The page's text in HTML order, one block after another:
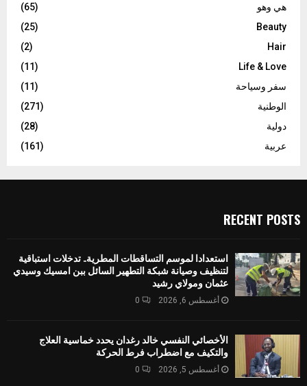
هي وهو
(65)
Beauty
(25)
Hair
(2)
Life & Love
(11)
سفر وسياحة
(11)
الوطنية
(271)
دولية
(28)
عربية
(161)
RECENT POSTS
استعدادا لموسم التساقطات المطرية.. تدخلات استباقية
لتنظيف وصيانة شبكة التطهير السائل ببن امسيك وسيدي
عثمان ومولاي رشيد
أغسطس 6, 2026 0
الأخصائي النفسي خالد رغدان يحدد خماسية العلاج
والتكيف مع اضطراب فرط الحركة
أغسطس 5, 2026 0